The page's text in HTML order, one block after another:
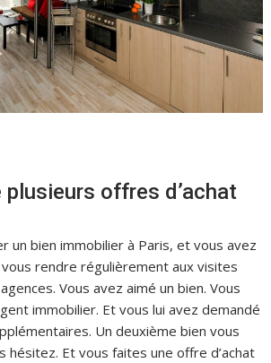
offres d’achat
un bien immobilier à Paris, et vous avez
rendre régulièrement aux visites
Vous avez aimé un bien. Vous
immobilier. Et vous lui avez demandé
Un deuxième bien vous
hésitez. Et vous faites une offre d’achat